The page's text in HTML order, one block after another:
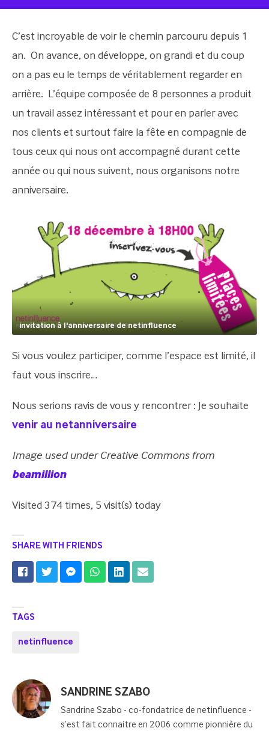
C’est incroyable de voir le chemin parcouru depuis 1
an. On avance, on développe, on grandi et du coup
on a pas eu le temps de véritablement regarder en
arrière. L’équipe composée de 8 personnes a produit
un travail assez intéressant et pour en parler avec
nos clients et surtout faire la fête en compagnie de
tous ceux qui nous ont accompagné durant cette
année ou qui nous suivent, nous organisons notre
anniversaire.
invitation à l'anniversaire de netinfluence
Si vous voulez participer, comme l’espace est limité, il
faut vous inscrire…
Nous serions ravis de vous y rencontrer : Je souhaite
venir au netanniversaire
Image used under Creative Commons from
beamillion
Visited 374 times, 5 visit(s) today
SHARE WITH FRIENDS
TAGS
netinfluence
Posted
by
SANDRINE SZABO
Sandrine Szabo - co-fondatrice de netinfluence -
s’est fait connaitre en 2006 comme pionnière du